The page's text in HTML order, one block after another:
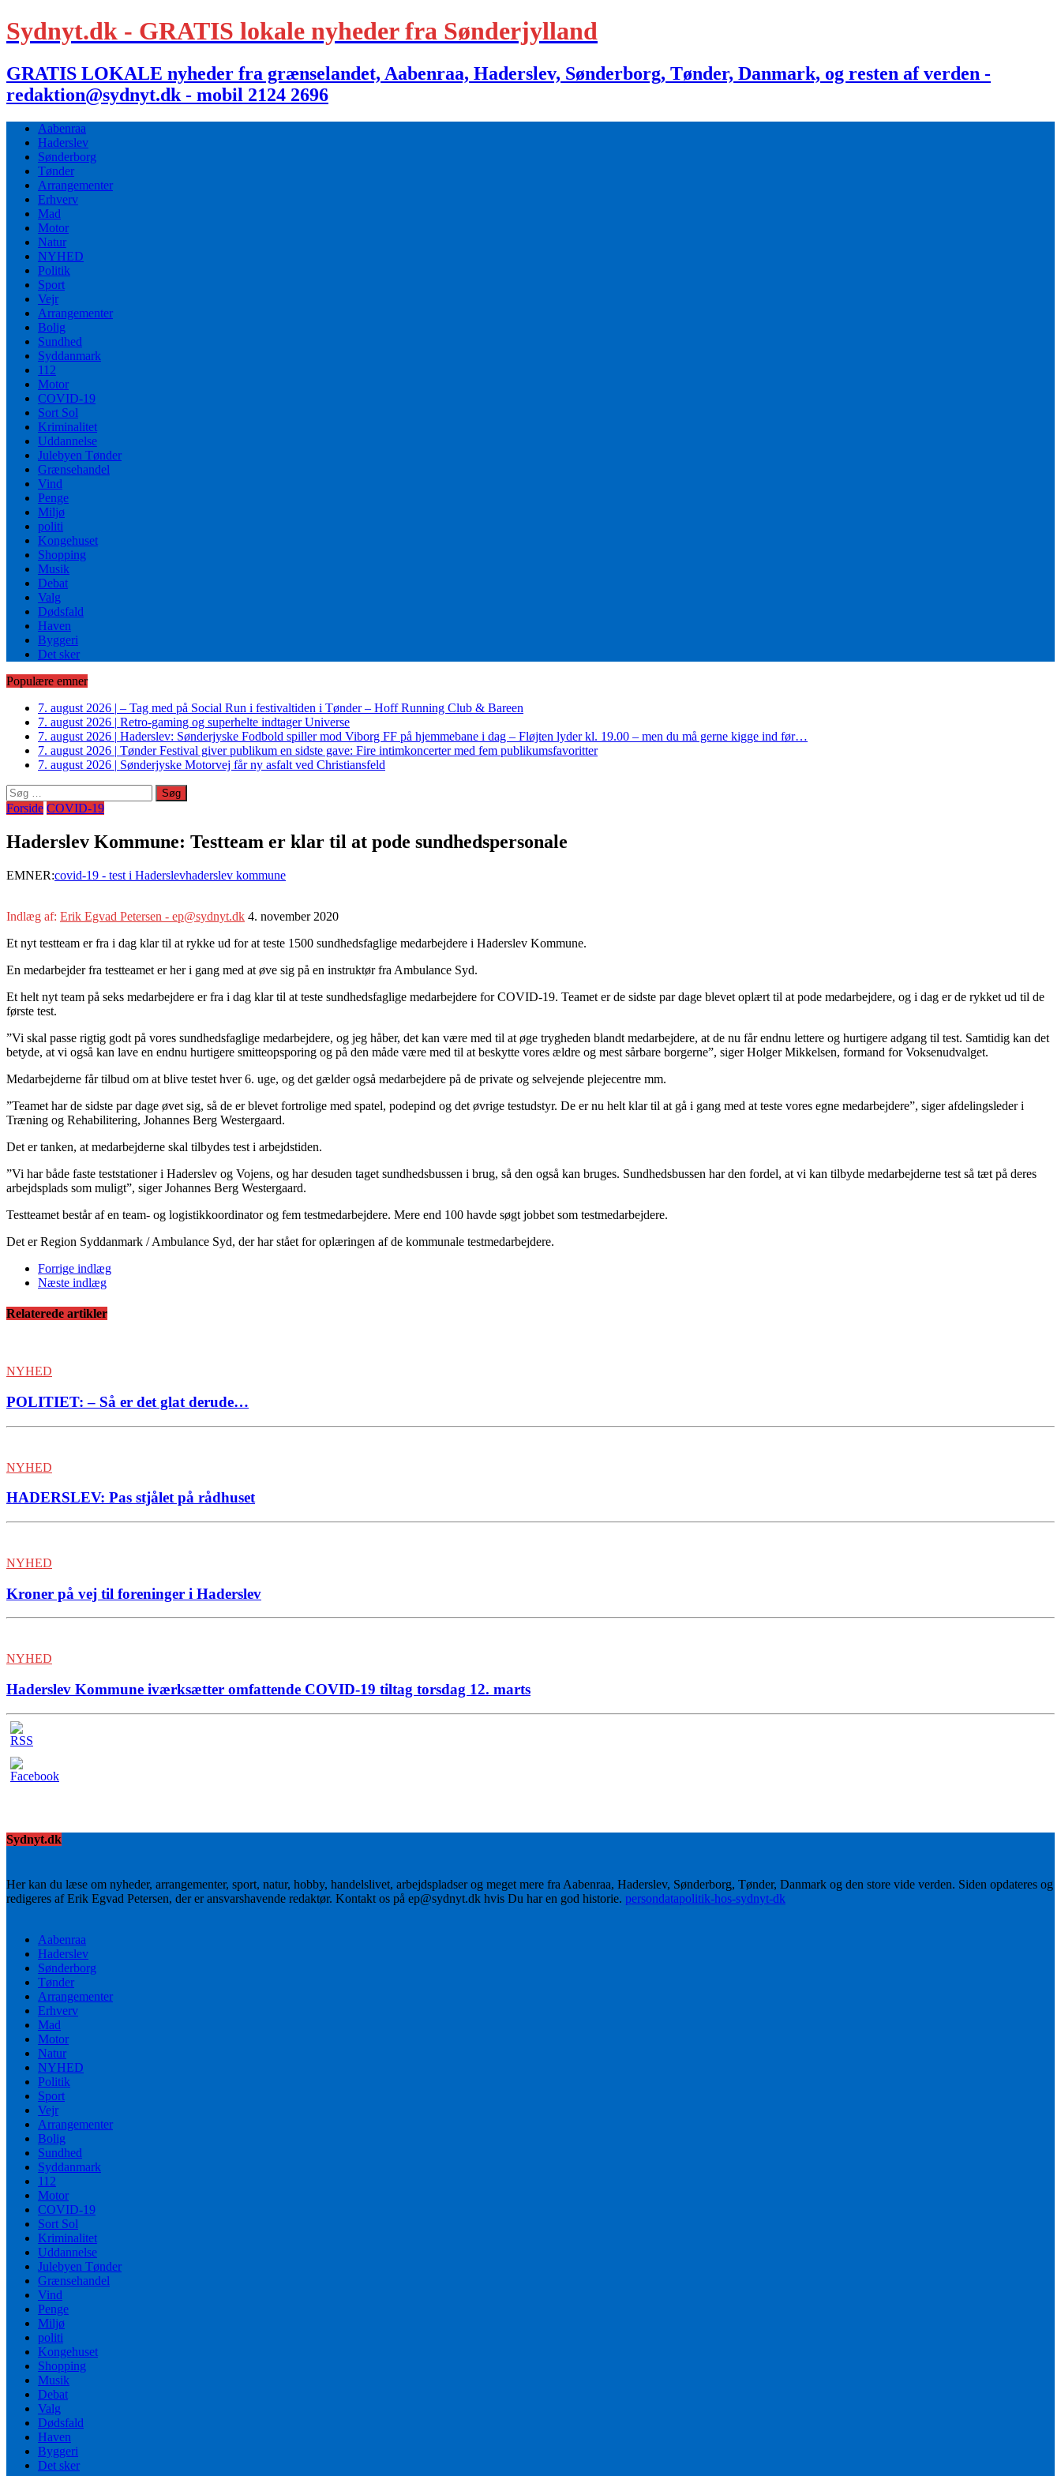
Sydnyt.dk - GRATIS lokale nyheder fra Sønderjylland
GRATIS LOKALE nyheder fra grænselandet, Aabenraa, Haderslev, Sønderborg, Tønder, Danmark, og resten af verden -
redaktion@sydnyt.dk - mobil 2124 2696
Aabenraa
Haderslev
Sønderborg
Tønder
Arrangementer
Erhverv
Mad
Motor
Natur
NYHED
Politik
Sport
Vejr
Arrangementer
Bolig
Sundhed
Syddanmark
112
Motor
COVID-19
Sort Sol
Kriminalitet
Uddannelse
Julebyen Tønder
Grænsehandel
Vind
Penge
Miljø
politi
Kongehuset
Shopping
Musik
Debat
Valg
Dødsfald
Haven
Byggeri
Det sker
Populære emner
7. august 2026 | – Tag med på Social Run i festivaltiden i Tønder – Hoff Running Club & Bareen
7. august 2026 | Retro-gaming og superhelte indtager Universe
7. august 2026 | Haderslev: Sønderjyske Fodbold spiller mod Viborg FF på hjemmebane i dag – Fløjten lyder kl. 19.00 – men du må gerne kigge ind før…
7. august 2026 | Tønder Festival giver publikum en sidste gave: Fire intimkoncerter med fem publikumsfavoritter
7. august 2026 | Sønderjyske Motorvej får ny asfalt ved Christiansfeld
Søg
efter:
Forside COVID-19
Haderslev Kommune: Testteam er klar til at pode sundhedspersonale
EMNER:covid-19 - test i Haderslevhaderslev kommune
Indlæg af: Erik Egvad Petersen - ep@sydnyt.dk 4. november 2020
Et nyt testteam er fra i dag klar til at rykke ud for at teste 1500 sundhedsfaglige medarbejdere i Haderslev Kommune.
En medarbejder fra testteamet er her i gang med at øve sig på en instruktør fra Ambulance Syd.
Et helt nyt team på seks medarbejdere er fra i dag klar til at teste sundhedsfaglige medarbejdere for COVID-19. Teamet er de sidste par dage blevet oplært til at pode medarbejdere, og i dag er de rykket ud til de
første test.
”Vi skal passe rigtig godt på vores sundhedsfaglige medarbejdere, og jeg håber, det kan være med til at øge trygheden blandt medarbejdere, at de nu får endnu lettere og hurtigere adgang til test. Samtidig kan det
betyde, at vi også kan lave en endnu hurtigere smitteopsporing og på den måde være med til at beskytte vores ældre og mest sårbare borgerne”, siger Holger Mikkelsen, formand for Voksenudvalget.
Medarbejderne får tilbud om at blive testet hver 6. uge, og det gælder også medarbejdere på de private og selvejende plejecentre mm.
”Teamet har de sidste par dage øvet sig, så de er blevet fortrolige med spatel, podepind og det øvrige testudstyr. De er nu helt klar til at gå i gang med at teste vores egne medarbejdere”, siger afdelingsleder i
Træning og Rehabilitering, Johannes Berg Westergaard.
Det er tanken, at medarbejderne skal tilbydes test i arbejdstiden.
”Vi har både faste teststationer i Haderslev og Vojens, og har desuden taget sundhedsbussen i brug, så den også kan bruges. Sundhedsbussen har den fordel, at vi kan tilbyde medarbejderne test så tæt på deres
arbejdsplads som muligt”, siger Johannes Berg Westergaard.
Testteamet består af en team- og logistikkoordinator og fem testmedarbejdere. Mere end 100 havde søgt jobbet som testmedarbejdere.
Det er Region Syddanmark / Ambulance Syd, der har stået for oplæringen af de kommunale testmedarbejdere.
Forrige indlæg
Næste indlæg
Relaterede artikler
NYHED
POLITIET: – Så er det glat derude…
NYHED
HADERSLEV: Pas stjålet på rådhuset
NYHED
Kroner på vej til foreninger i Haderslev
NYHED
Haderslev Kommune iværksætter omfattende COVID-19 tiltag torsdag 12. marts
Sydnyt.dk
Her kan du læse om nyheder, arrangementer, sport, natur, hobby, handelslivet, arbejdspladser og meget mere fra Aabenraa, Haderslev, Sønderborg, Tønder, Danmark og den store vide verden. Siden opdateres og
redigeres af Erik Egvad Petersen, der er ansvarshavende redaktør. Kontakt os på ep@sydnyt.dk hvis Du har en god historie. persondatapolitik-hos-sydnyt-dk
Aabenraa
Haderslev
Sønderborg
Tønder
Arrangementer
Erhverv
Mad
Motor
Natur
NYHED
Politik
Sport
Vejr
Arrangementer
Bolig
Sundhed
Syddanmark
112
Motor
COVID-19
Sort Sol
Kriminalitet
Uddannelse
Julebyen Tønder
Grænsehandel
Vind
Penge
Miljø
politi
Kongehuset
Shopping
Musik
Debat
Valg
Dødsfald
Haven
Byggeri
Det sker